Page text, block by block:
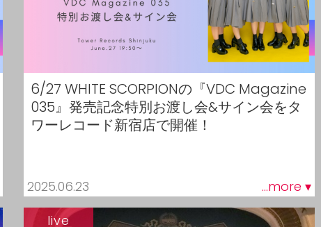
6/27 WHITE SCORPIONの『VDC Magazine
035』発売記念特別お渡し会&サイン会をタ
ワーレコード新宿店で開催！
2025.06.23 ...more ▾
live